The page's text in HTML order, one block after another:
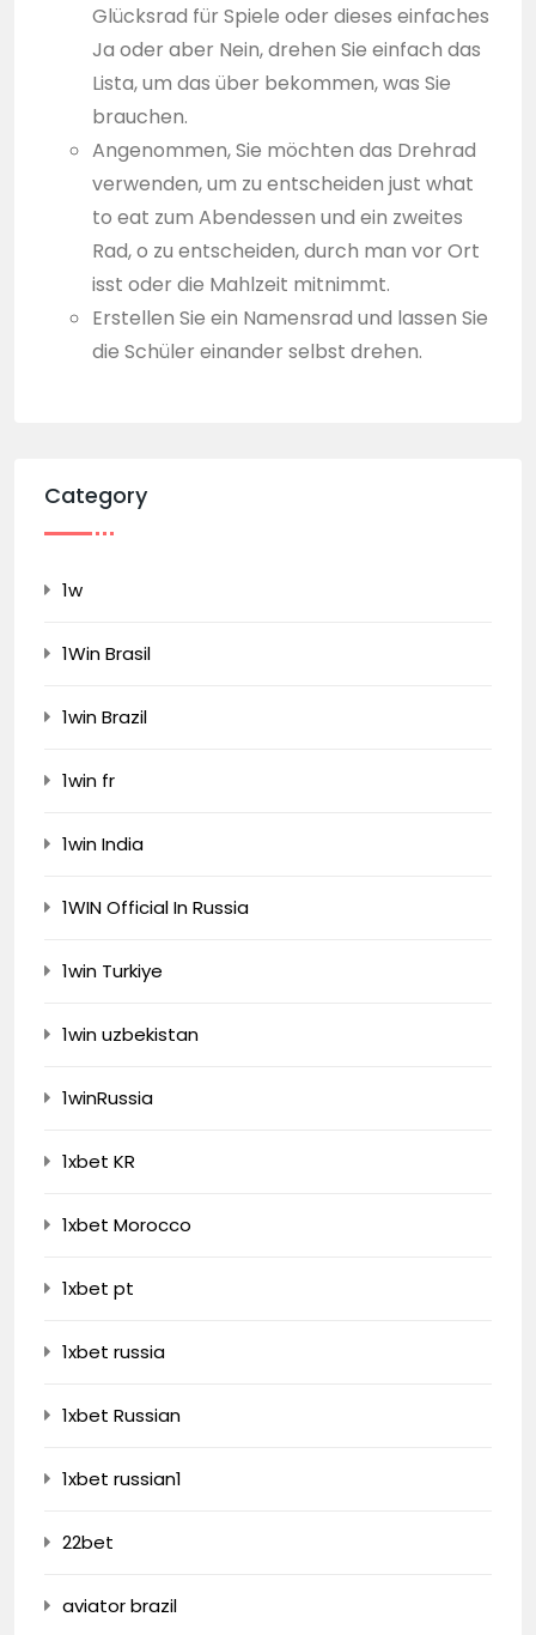
Glücksrad für Spiele oder dieses einfaches
Ja oder aber Nein, drehen Sie einfach das
Lista, um das über bekommen, was Sie
brauchen.
Angenommen, Sie möchten das Drehrad
verwenden, um zu entscheiden just what
to eat zum Abendessen und ein zweites
Rad, o zu entscheiden, durch man vor Ort
isst oder die Mahlzeit mitnimmt.
Erstellen Sie ein Namensrad und lassen Sie
die Schüler einander selbst drehen.
Category
1w
1Win Brasil
1win Brazil
1win fr
1win India
1WIN Official In Russia
1win Turkiye
1win uzbekistan
1winRussia
1xbet KR
1xbet Morocco
1xbet pt
1xbet russia
1xbet Russian
1xbet russian1
22bet
aviator brazil